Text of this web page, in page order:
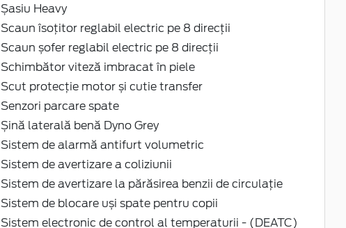
Șasiu Heavy
Scaun îsoțitor reglabil electric pe 8 direcţii
Scaun șofer reglabil electric pe 8 direcţii
Schimbător viteză imbracat în piele
Scut protecție motor și cutie transfer
Senzori parcare spate
Șină laterală benă Dyno Grey
Sistem de alarmă antifurt volumetric
Sistem de avertizare a coliziunii
Sistem de avertizare la părăsirea benzii de circulație
Sistem de blocare uși spate pentru copii
Sistem electronic de control al temperaturii - (DEATC)